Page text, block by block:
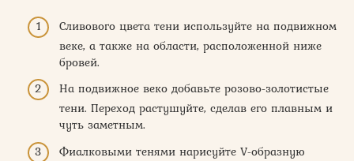
Сливового цвета тени используйте на подвижном
веке, а также на области, расположенной ниже
бровей.
На подвижное веко добавьте розово-золотистые
тени. Переход растушуйте, сделав его плавным и
чуть заметным.
Фиалковыми тенями нарисуйте V-образную